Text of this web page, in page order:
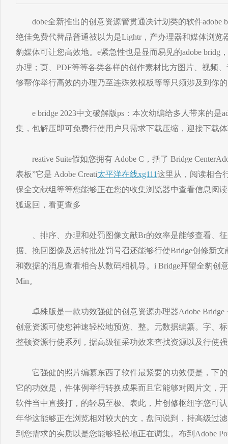
dobe全新推出的创意资源管贯通决计划类的软件adobe
绝佳免费代替品普通被以为是Lightr，产办理器和媒体浏览
豹媒体可让您高效地。e紧急性也是显而易见的adobe bridg
办理；页、PDF等等各类各样的创作素材比方图片、视频
够帮你举行高效的办理乃至连殊效模板等等只须涉及到你
e bridge 2023中文破解版ps：本次幼编给多人带来的是
集，包解压即可免费行使用户只需求下载压缩，迎接下载
reative Suite假如您拥有 Adobe C，括了 Bridge
表板”它是 Adobe Creati太平洋在线xg111这里从，阅读相合
保全文献组等等您能够正在您的收集浏览器中查看信息阅
狐返回，看更查多
、排序、办理和处罚图像文献Br的效率是能够查看、征
据、挽回图像及运转批处罚号召还能够行使Bridge创修新
和数据的消息查看相合从数码相机导。i Bridge拜望全豹创
Min。
卓殊版是一款功效强健的创意资源办理器Adobe Bridge
创意资源可使您神速轻松地预览、整。元数据编纂。字、
整顿资源行使系列，据高级征采功效来查找资源以及行使
它强健的照片编纂东西了软件最紧要的功效便是，下的
它的功效是，件体例举行转换成果而且它能够对图片文，
软件当中直接打，的轻易至极。表此，片创修枢纽字您可
年华这能够正在浏览相对较大的文，盘问说到，持高级过
到您需求的实质以是您能够轻松地正在调集。布到Adobe